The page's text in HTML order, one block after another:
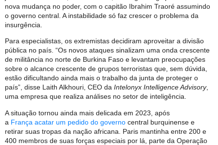
nova mudança no poder, com o capitão Ibrahim Traoré assumindo
o governo central. A instabilidade só faz crescer o problema da
insurgência.
Para especialistas, os extremistas decidiram aproveitar a divisão
pública no país. “Os novos ataques sinalizam uma onda crescente
de militância no norte de Burkina Faso e levantam preocupações
sobre o alcance crescente de grupos terroristas que, sem dúvida,
estão dificultando ainda mais o trabalho da junta de proteger o
país”, disse Laith Alkhouri, CEO da Intelonyx Intelligence Advisory,
uma empresa que realiza análises no setor de inteligência.
A situação tornou ainda mais delicada em 2023, após
a França acatar um pedido do governo central burquinense e
retirar suas tropas da nação africana. Paris mantinha entre 200 e
400 membros de suas forças especiais por lá, parte da Operação